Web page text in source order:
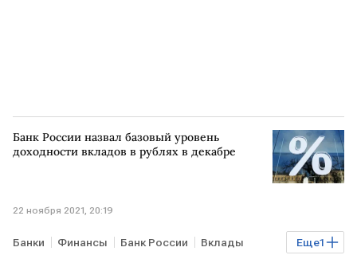
Банк России назвал базовый уровень
доходности вкладов в рублях в декабре
22 ноября 2021, 20:19
Еще1
Банки Финансы Банк России Вклады